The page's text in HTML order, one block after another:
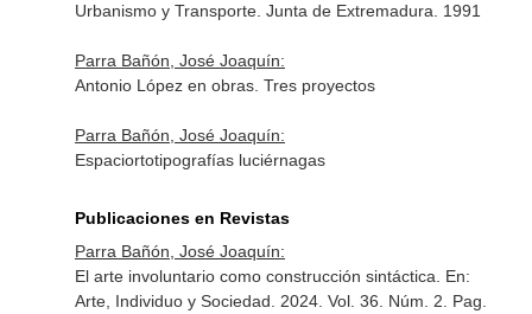
Urbanismo y Transporte. Junta de Extremadura. 1991
Parra Bañón, José Joaquín:
Antonio López en obras. Tres proyectos
Parra Bañón, José Joaquín:
Espaciortotipografías luciérnagas
Publicaciones en Revistas
Parra Bañón, José Joaquín:
El arte involuntario como construcción sintáctica. En:
Arte, Individuo y Sociedad . 2024. Vol. 36. Núm. 2. Pag.